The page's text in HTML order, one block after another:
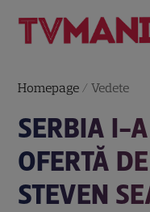
Homepage /Vedete
SERBIA I-
OFERTĂ
STEVEN